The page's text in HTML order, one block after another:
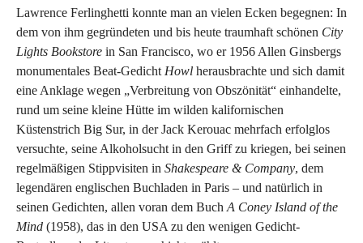
Lawrence Ferlinghetti konnte man an vielen Ecken begegnen: In
dem von ihm gegründeten und bis heute traumhaft schönen City
Lights Bookstore in San Francisco, wo er 1956 Allen Ginsbergs
monumentales Beat-Gedicht Howl herausbrachte und sich damit
eine Anklage wegen „Verbreitung von Obszönität“ einhandelte,
rund um seine kleine Hütte im wilden kalifornischen
Küstenstrich Big Sur, in der Jack Kerouac mehrfach erfolglos
versuchte, seine Alkoholsucht in den Griff zu kriegen, bei seinen
regelmäßigen Stippvisiten in Shakespeare & Company, dem
legendären englischen Buchladen in Paris – und natürlich in
seinen Gedichten, allen voran dem Buch A Coney Island of the
Mind (1958), das in den USA zu den wenigen Gedicht-